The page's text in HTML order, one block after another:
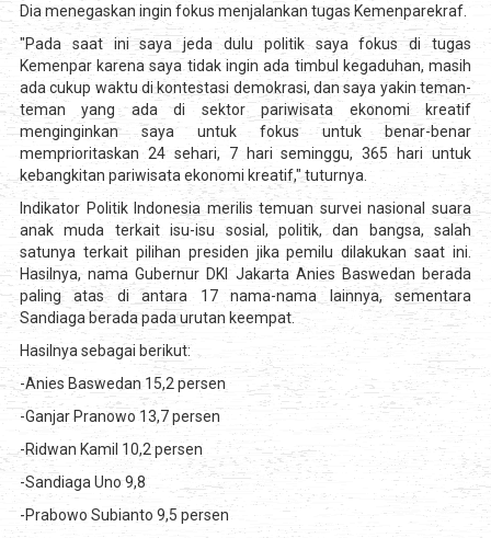
Dia menegaskan ingin fokus menjalankan tugas Kemenparekraf.
"Pada saat ini saya jeda dulu politik saya fokus di tugas
Kemenpar karena saya tidak ingin ada timbul kegaduhan, masih
ada cukup waktu di kontestasi demokrasi, dan saya yakin teman-
teman yang ada di sektor pariwisata ekonomi kreatif
menginginkan saya untuk fokus untuk benar-benar
memprioritaskan 24 sehari, 7 hari seminggu, 365 hari untuk
kebangkitan pariwisata ekonomi kreatif," tuturnya.
Indikator Politik Indonesia merilis temuan survei nasional suara
anak muda terkait isu-isu sosial, politik, dan bangsa, salah
satunya terkait pilihan presiden jika pemilu dilakukan saat ini.
Hasilnya, nama Gubernur DKI Jakarta Anies Baswedan berada
paling atas di antara 17 nama-nama lainnya, sementara
Sandiaga berada pada urutan keempat.
Hasilnya sebagai berikut:
-Anies Baswedan 15,2 persen
-Ganjar Pranowo 13,7 persen
-Ridwan Kamil 10,2 persen
-Sandiaga Uno 9,8
-Prabowo Subianto 9,5 persen